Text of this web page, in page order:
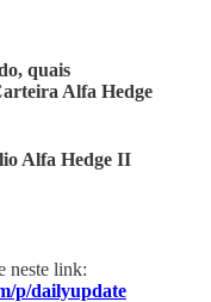
quais
Alfa Hedge
Alfa Hedge II
neste link:
p/dailyupdate